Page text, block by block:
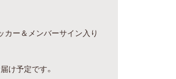
カー＆メンバーサイン入り
け予定です。